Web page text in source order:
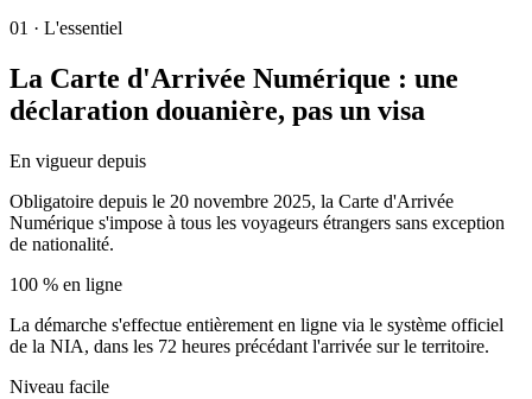
01 · L'essentiel
La Carte d'Arrivée Numérique : une
déclaration douanière, pas un visa
En vigueur depuis
Obligatoire depuis le 20 novembre 2025, la Carte d'Arrivée
Numérique s'impose à tous les voyageurs étrangers sans exception
de nationalité.
100 % en ligne
La démarche s'effectue entièrement en ligne via le système officiel
de la NIA, dans les 72 heures précédant l'arrivée sur le territoire.
Niveau facile